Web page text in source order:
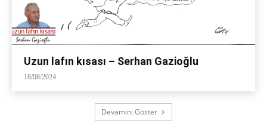
Uzun lafın kısası – Serhan Gazioğlu
18/08/2024
Devamını Göster